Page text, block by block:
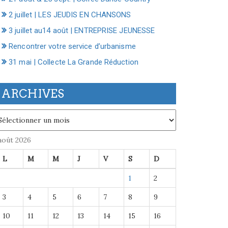
2 juillet | LES JEUDIS EN CHANSONS
3 juillet au14 août | ENTREPRISE JEUNESSE
Rencontrer votre service d’urbanisme
31 mai | Collecte La Grande Réduction
ARCHIVES
2026
L M M J V S D
1 2
3 4 5 6 7 8 9
10 11 12 13 14 15 16